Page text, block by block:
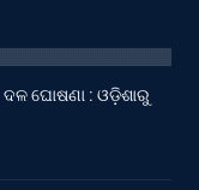
ଦଳ ଘୋଷଣା : ଓଡ଼ିଶାରୁ